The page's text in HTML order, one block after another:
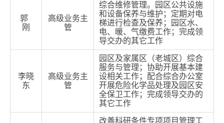
郭
刚
高级业务主
管
综合维修管理。园区公共设施
和设备保养与维护；定期对电
梯进行检查及保养；园区水、
电、暖、气缴费工作；完成领
导交办的其它工作
李晓
东
高级业务主
管
园区及家属区（老城区）综合
服务与管理；协助开展基本建
设相关工作；配合综合办公室
开展危险化学品处理及园区安
全保卫工作；完成领导交办的
其它工作
改善科研条件专项项目管理工